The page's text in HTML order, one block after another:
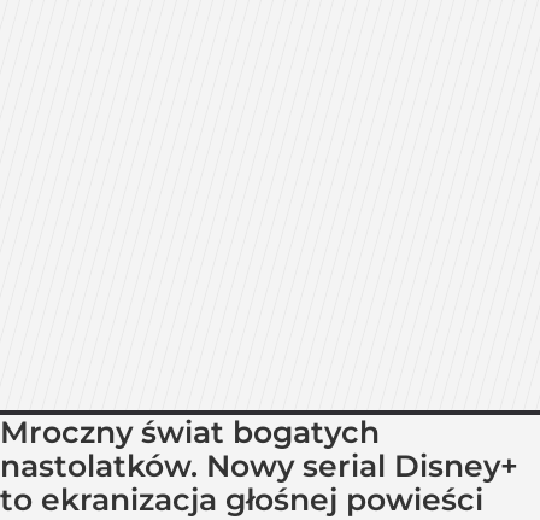
Mroczny świat bogatych
nastolatków. Nowy serial Disney+
to ekranizacja głośnej powieści